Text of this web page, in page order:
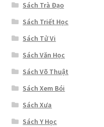
Sách Trà Đạo
Sách Triết Học
Sách Tử Vi
Sách Văn Học
Sách Võ Thuật
Sách Xem Bói
Sách Xưa
Sách Y Học